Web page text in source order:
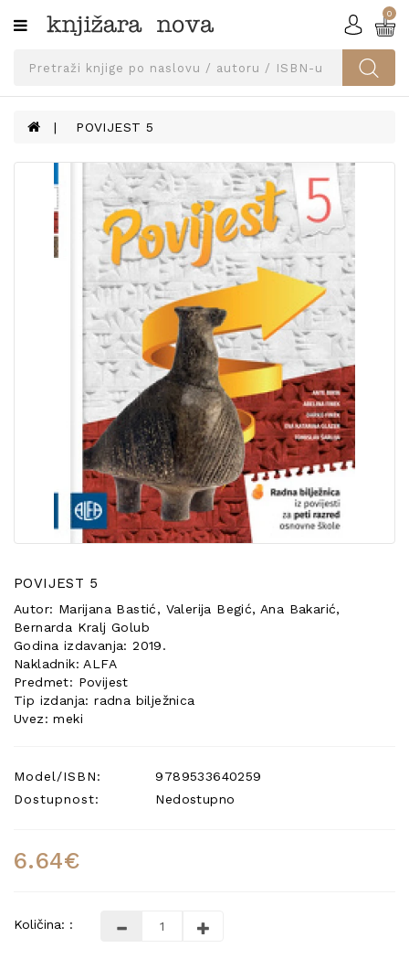
Kategorije
SVEUČILIŠNA
UDŽBENICI
KNJIGE
PRIBOR
I
OPREMA
UDŽBENIKE!
POSEBNA
0
POVIJEST 5
POVIJEST 5
Autor: Marijana Bastić, Valerija Begić, Ana Bakarić,
Bernarda Kralj Golub
Godina izdavanja: 2019.
Nakladnik: ALFA
Predmet: Povijest
Tip izdanja: radna bilježnica
Uvez: meki
Model/ISBN:
9789533640259
Dostupnost:
Nedostupno
6.64€
Količina: :